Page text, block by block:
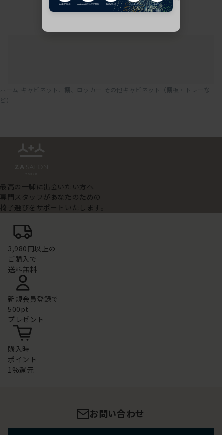
ホーム キャビネット、棚、ロッカー その他キャビネット（棚板・トレーな
ど）
最高の一脚に出会いたい方へ
専門スタッフがあなたのための
椅子選びをサポートいたします。
3,980円以上の
ご購入で
送料無料
新規会員登録で
500pt
プレゼント
購入時
ポイント
1%還元
お問い合わせ